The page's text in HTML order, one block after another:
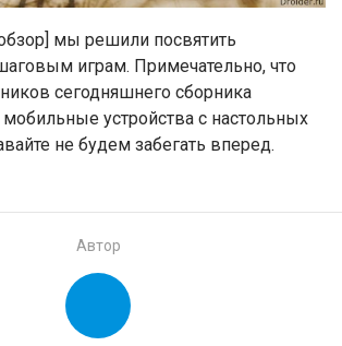
мы решили посвятить
играм. Примечательно, что
сегодняшнего сборника
устройства с настольных
не будем забегать вперед.
Автор